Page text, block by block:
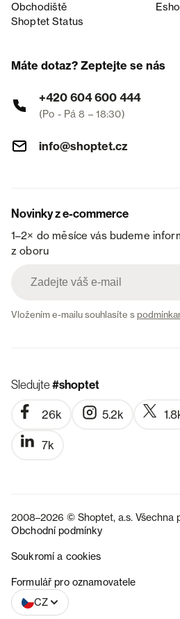
Obchodiště
Shoptet Status
Máte dotaz? Zeptejte se nás
+420 604 600 444
(Po - Pá 8 – 18:30)
info@shoptet.cz
Novinky z e-commerce
1–2× do měsíce vás budeme
z oboru
Vložením e-mailu souhlasíte s
Sledujte#shoptet
26k 5.2k
7k
2008–2026 © Shoptet, a.s. Všechna
Obchodní podmínky
Soukromí a cookies
Formulář pro oznamovatele
CZ